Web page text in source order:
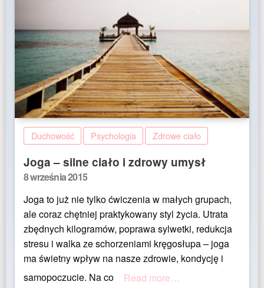
Duchowość Psychologia Zdrowe ciało
Joga – silne ciało i zdrowy umysł
Posted
8 września 2015
Joga to już nie tylko ćwiczenia w małych grupach,
ale coraz chętniej praktykowany styl życia. Utrata
zbędnych kilogramów, poprawa sylwetki, redukcja
stresu i walka ze schorzeniami kręgosłupa – joga
ma świetny wpływ na nasze zdrowie, kondycję i
samopoczucie. Na co
Read more…